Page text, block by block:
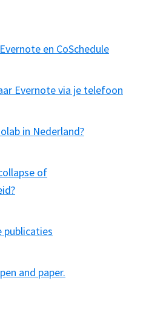
en CoSchedule
Evernote via je telefoon
in Nederland?
of
publicaties
and paper.